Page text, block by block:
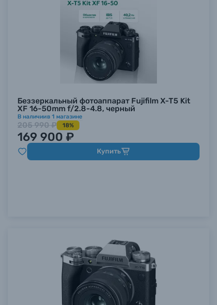
Беззеркальный фотоаппарат Fujifilm X-T5 Kit
XF 16-50mm f/2.8-4.8, черный
В наличиив 1 магазине
205 990 ₽ 18%
169 900 ₽
Купить